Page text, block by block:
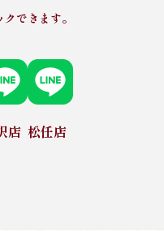
できます。
店 松任店